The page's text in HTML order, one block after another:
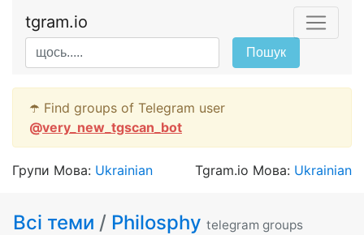
tgram.io
Пошук
☂️ Find groups of Telegram user
@very_new_tgscan_bot
Групи Мова: Ukrainian Tgram.io Мова: Ukrainian
Всі теми / Philosphy telegram groups